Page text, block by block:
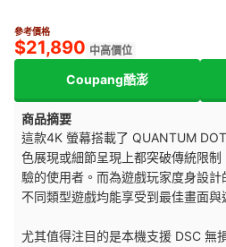
參考價格
$21,890 中高價位
Coupang酷澎
商品摘要
這款4K 螢幕搭載了 QUANTUM
色展現或細節呈現上都突破傳統限
驗的使用者。而為遊戲玩家度身設
不同類型遊戲均能享受到最佳畫面與
尤其值得注目的是本機支援 DSC 無